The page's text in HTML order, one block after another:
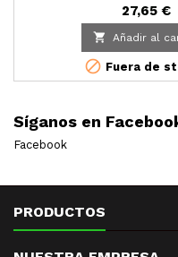
nutre y refuerza de
resistencia de la piel
agresiones externas
penetración de
27,65 €
 Añadir al
 Fuera de
Síganos en
Facebook
PRODUCTOS